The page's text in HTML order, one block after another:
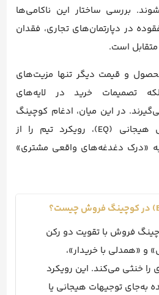
بررسی ساختار این ناکامی‌ها
در دپارتمان‌های تجاری، فقدان
است.
و قیمت دیگر تنها مزیت‌های
تصمیمات خرید در لایه‌های
در این میان، ادغام کوچینگ
فروش با مفاهیم هوش هیجانی (EQ)، رویکرد تیم را از
«درک دغدغه‌های واقعی مشتری»
فروش با تقویت دو رکن
و «همدلی با خریدار»،
خنثی می‌کند. این رویکرد
به‌جای توجیهات هیجانی یا